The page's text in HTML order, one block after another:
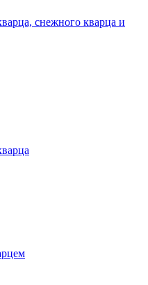
снежного кварца и